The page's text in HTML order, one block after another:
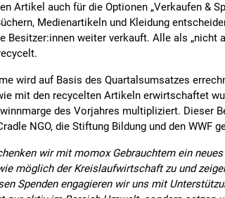
Artikel auch für die Optionen „Verkaufen &
Medienartikeln und Kleidung
Besitzer:innen weiter verkauft. Alle als „nicht
wird auf Basis des Quartalsumsatzes
mit den recycelten Artikeln erwirtschaftet
des Vorjahres multipliziert. Dieser
NGO, die Stiftung Bildung und den WWF
wir mit momox Gebrauchtem ein
möglich der Kreislaufwirtschaft zu und
Spenden engagieren wir uns mit